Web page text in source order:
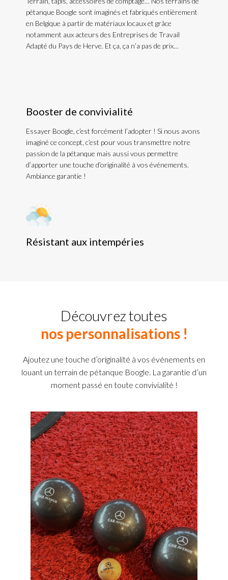
pétanque Boogle sont imaginés et fabriqués entièrement
en Belgique à partir de matériaux locaux et grâce
notamment aux acteurs des Entreprises de Travail
Adapté du Pays de Herve. Et ça, ça n’a pas de prix…
Booster de convivialité
Essayer Boogle, c’est forcément l’adopter ! Si nous avons
imaginé ce concept, c’est pour vous transmettre notre
passion de la pétanque mais aussi vous permettre
d’apporter une touche d’originalité à vos événements.
Ambiance garantie !
Résistant aux intempéries
Découvrez toutes
nos personnalisations !
Ajoutez une touche d’originalité à vos événements en
louant un terrain de pétanque Boogle. La garantie d’un
moment passé en toute convivialité !